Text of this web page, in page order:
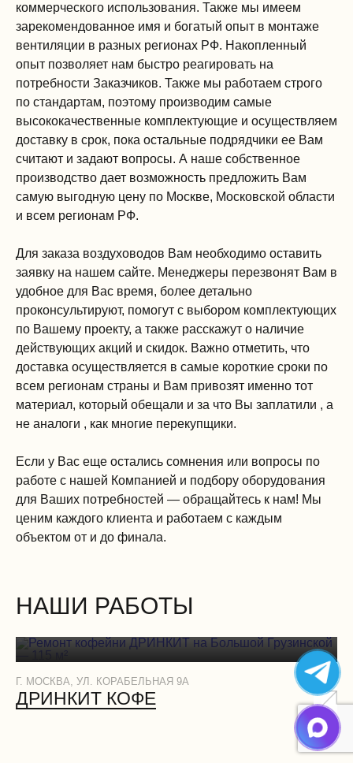
коммерческого использования. Также мы имеем
зарекомендованное имя и богатый опыт в монтаже
вентиляции в разных регионах РФ. Накопленный
опыт позволяет нам быстро реагировать на
потребности Заказчиков. Также мы работаем строго
по стандартам, поэтому производим самые
высококачественные комплектующие и осуществляем
доставку в срок, пока остальные подрядчики ее Вам
считают и задают вопросы. А наше собственное
производство дает возможность предложить Вам
самую выгодную цену по Москве, Московской области
и всем регионам РФ.
Для заказа воздуховодов Вам необходимо оставить
заявку на нашем сайте. Менеджеры перезвонят Вам в
удобное для Вас время, более детально
проконсультируют, помогут с выбором комплектующих
по Вашему проекту, а также расскажут о наличие
действующих акций и скидок. Важно отметить, что
доставка осуществляется в самые короткие сроки по
всем регионам страны и Вам привозят именно тот
материал, который обещали и за что Вы заплатили , а
не аналоги , как многие перекупщики.
Если у Вас еще остались сомнения или вопросы по
работе с нашей Компанией и подбору оборудования
для Ваших потребностей — обращайтесь к нам! Мы
ценим каждого клиента и работаем с каждым
объектом от и до финала.
НАШИ РАБОТЫ
Г. МОСКВА, УЛ. КОРАБЕЛЬНАЯ 9А
ДРИНКИТ КОФЕ
Г.